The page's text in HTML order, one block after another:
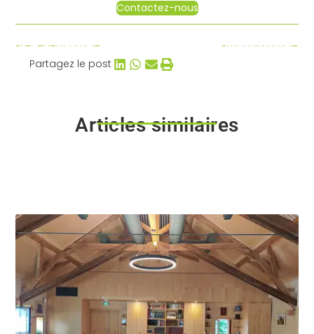
Contactez-nous
Précédent article
Prochain article
Partagez le post
Articles similaires